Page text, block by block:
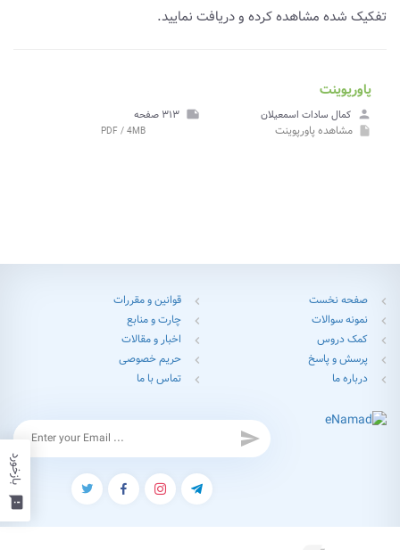
تفکیک شده مشاهده کرده و دریافت نمایید.
پاورپوینت
person کمال سادات اسمعیلان note ۳۱۳ صفحه
insert_drive_file مشاهده پاورپوینت PDF / 4MB
feedback
بازخورد
chevron_left صفحه نخست chevron_left قوانین و مقررات
chevron_left نمونه سوالات chevron_left چارت و منابع
chevron_left کمک دروس chevron_left اخبار و مقالات
chevron_left پرسش و پاسخ chevron_left حریم خصوصی
chevron_left درباره ما chevron_left تماس با ما
send